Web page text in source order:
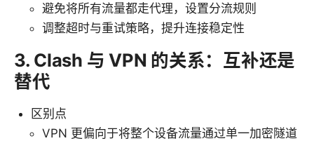
避免将所有流量都走代理，设置分流规则
调整超时与重试策略，提升连接稳定性
3. Clash 与 VPN 的关系：互补还是
替代
区别点
VPN 更偏向于将整个设备流量通过单一加密隧道